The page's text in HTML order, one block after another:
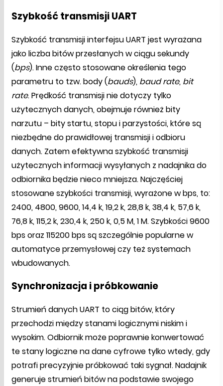
Szybkość transmisji UART
Szybkość transmisji interfejsu UART jest wyrażana
jako liczba bitów przesłanych w ciągu sekundy
(bps). Inne często stosowane określenia tego
parametru to tzw. body (bauds), baud rate, bit
rate. Prędkość transmisji nie dotyczy tylko
użytecznych danych, obejmuje również bity
narzutu – bity startu, stopu i parzystości, które są
niezbędne do prawidłowej transmisji i odbioru
danych. Zatem efektywna szybkość transmisji
użytecznych informacji wysyłanych z nadajnika do
odbiornika będzie nieco mniejsza. Najczęściej
stosowane szybkości transmisji, wyrażone w bps, to:
2400, 4800, 9600, 14,4 k, 19,2 k, 28,8 k, 38,4 k, 57,6 k,
76,8 k, 115,2 k, 230,4 k, 250 k, 0,5 M, 1 M. Szybkości 9600
bps oraz 115200 bps są szczególnie popularne w
automatyce przemysłowej czy też systemach
wbudowanych.
Synchronizacja i próbkowanie
Strumień danych UART to ciąg bitów, który
przechodzi między stanami logicznymi niskim i
wysokim. Odbiornik może poprawnie konwertować
te stany logiczne na dane cyfrowe tylko wtedy, gdy
potrafi precyzyjnie próbkować taki sygnał. Nadajnik
generuje strumień bitów na podstawie swojego